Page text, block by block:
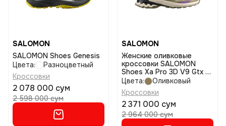
SALOMON
SALOMON Shoes Genesis
Цвета:
Разноцветный
Кроссовки
2 078 000 сум
2 598 000 сум
SALOMON
Женские оливковые
кроссовки SALOMON
Shoes Xa Pro 3D V9 Gtx W
размер 6
Цвета:
Оливковый
Кроссовки
2 371 000 сум
2 964 000 сум